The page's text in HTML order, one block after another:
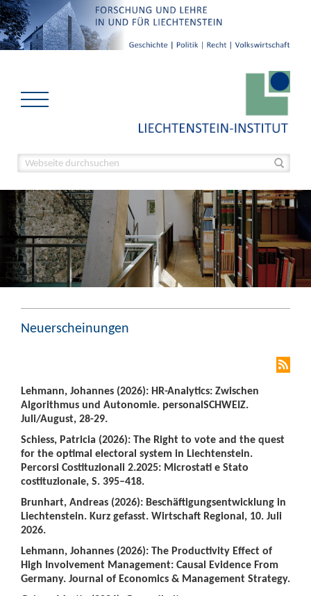
Neuerscheinungen
Lehmann, Johannes (2026): HR-Analytics: Zwischen
Algorithmus und Autonomie. personalSCHWEIZ.
Juli/August, 28-29.
Schiess, Patricia (2026): The Right to vote and the quest
for the optimal electoral system in Liechtenstein.
Percorsi Costituzionali 2.2025: Microstati e Stato
costituzionale, S. 395–418.
Brunhart, Andreas (2026): Beschäftigungsentwicklung in
Liechtenstein. Kurz gefasst. Wirtschaft Regional, 10. Juli
2026.
Lehmann, Johannes (2026): The Productivity Effect of
High Involvement Management: Causal Evidence From
Germany. Journal of Economics & Management Strategy.